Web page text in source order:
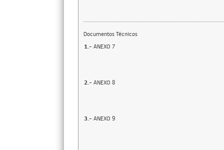
Documentos Técnicos
1.- ANEXO 7
2.- ANEXO 8
3.- ANEXO 9